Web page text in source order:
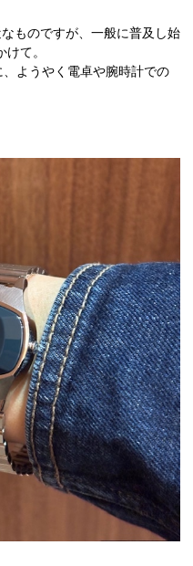
ものですが、一般に普及し始
て。
ようやく電卓や腕時計での